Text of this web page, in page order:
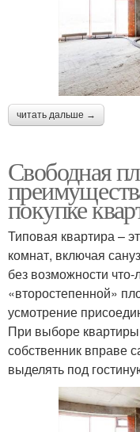
читать дальше →
Свободная
покупке
Типовая квартира –
комнат, включая
без возможности
«второстепенной»
усмотрение
При выборе
собственник вправе
выделять под